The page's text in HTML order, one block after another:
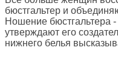
бюстгальтер и
Ношение бюстгальтера
утверждают его
нижнего белья